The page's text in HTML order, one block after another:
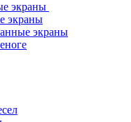
экраны
экраны
экраны